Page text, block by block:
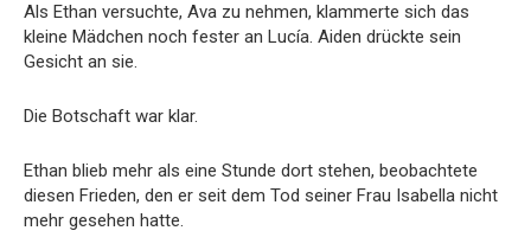
Als Ethan versuchte, Ava zu nehmen, klammerte sich das
kleine Mädchen noch fester an Lucía. Aiden drückte sein
Gesicht an sie.
Die Botschaft war klar.
Ethan blieb mehr als eine Stunde dort stehen, beobachtete
diesen Frieden, den er seit dem Tod seiner Frau Isabella nicht
mehr gesehen hatte.